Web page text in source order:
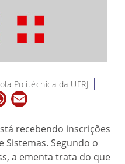
Politécnica da UFRJ
WhatsApp
recebendo inscrições
Sistemas. Segundo o
a ementa trata do que